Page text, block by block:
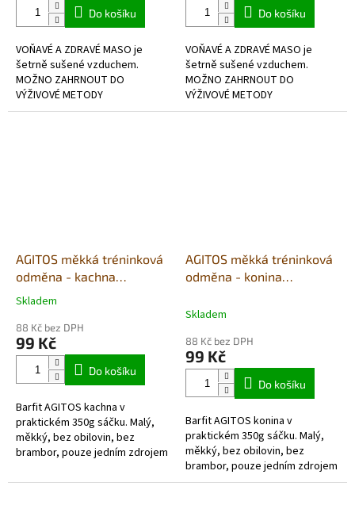
hvězdiček.
Do košíku
VOŇAVÉ A ZDRAVÉ MASO je
šetrně sušené vzduchem.
MOŽNO ZAHRNOUT DO
VÝŽIVOVÉ METODY
BARF- hypoalergenní, bez
hvězdiček.
Do košíku
VOŇAVÉ A ZDRAVÉ MASO je
šetrně sušené vzduchem.
MOŽNO ZAHRNOUT DO
VÝŽIVOVÉ METODY
BARF- hypoalergenní, bez
AGITOS měkká tréninková
odměna - kachna
monoprotein 350g
Průměrné
produktu
je
hvězdiček.
Skladem
88 Kč bez DPH
99 Kč
Do košíku
Barfit AGITOS kachna v
praktickém 350g sáčku. Malý,
měkký, bez obilovin, bez
brambor, pouze jedním zdrojem
převážně z čerstvých...
AGITOS měkká tréninková
odměna - konina
Skladem
88 Kč bez DPH
99 Kč
Do košíku
Barfit AGITOS konina v
praktickém 350g sáčku. Malý,
měkký, bez obilovin, bez
brambor, pouze jedním zdrojem
živočišných bílkovin a vyrobený